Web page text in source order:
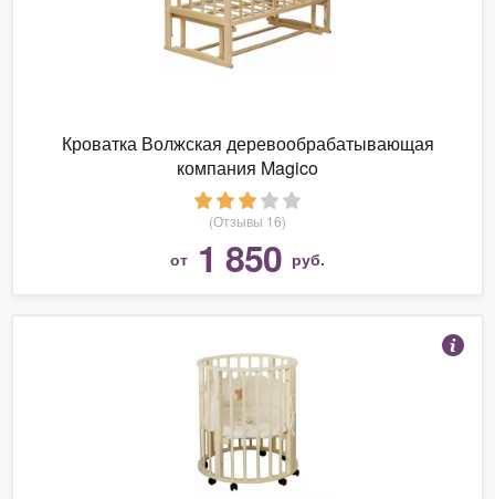
Кроватка Волжская деревообрабатывающая
компания Magico
(Отзывы 16)
от 1 850 руб.